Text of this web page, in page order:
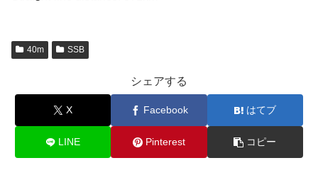
40m SSB
シェアする
X Facebook はてブ
LINE Pinterest コピー